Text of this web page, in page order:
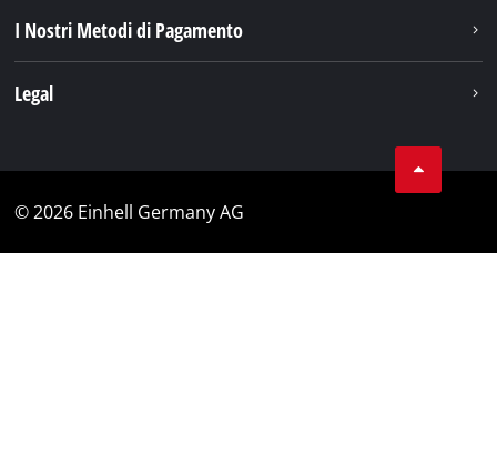
I Nostri Metodi di Pagamento
Legal
© 2026 Einhell Germany AG